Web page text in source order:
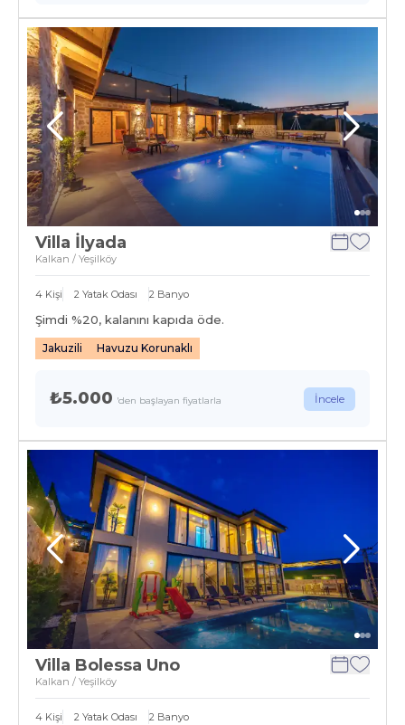
Villa İlyada
Kalkan / Yeşilköy
4 Kişi 2 Yatak Odası 2 Banyo
Şimdi %20, kalanını kapıda öde.
Jakuzili Havuzu Korunaklı
₺5.000 'den başlayan fiyatlarla İncele
Villa Bolessa Uno
Kalkan / Yeşilköy
4 Kişi 2 Yatak Odası 2 Banyo